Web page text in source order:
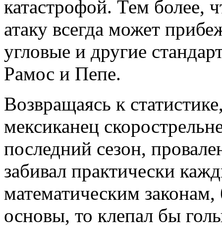
катастрофой. Тем более,
атаку всегда может
угловые и другие
Рамос и Пепе.
Возвращаясь к
мексиканец
последний сезон,
забивал практически
математическим
основы, то клепал бы